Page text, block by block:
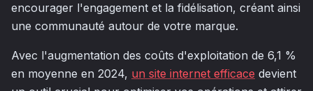
encourager l'engagement et la fidélisation, créant ainsi
une communauté autour de votre marque.
Avec l'augmentation des coûts d'exploitation de 6,1 %
en moyenne en 2024, un site internet efficace devient